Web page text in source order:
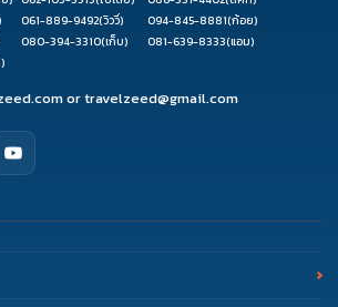
061-889-9492(วิววี่) 094-845-8881(ก้อย)
080-394-3310(เก็บ) 081-639-8333(แอม)
ortravelzeed@gmail.com